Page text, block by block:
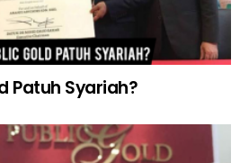
Patuh Syariah?